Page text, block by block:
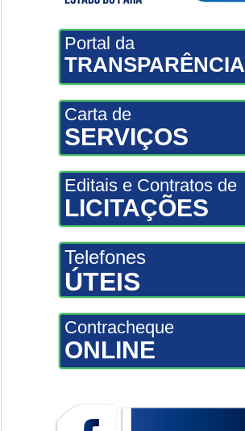
Portal da
TRANSPARÊNCIA
Carta de
SERVIÇOS
Editais e Contratos de
LICITAÇÕES
Telefones
ÚTEIS
Contracheque
ONLINE